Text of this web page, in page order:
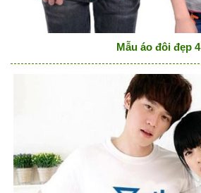
Mẫu áo đôi đẹp 4